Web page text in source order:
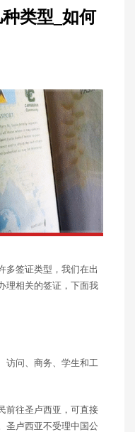
类型_如何
多签证类型，我们在出
理相关的签证，下面我
访问、商务、学生和工
前往圣卢西亚，可直接
圣卢西亚不受理中国公